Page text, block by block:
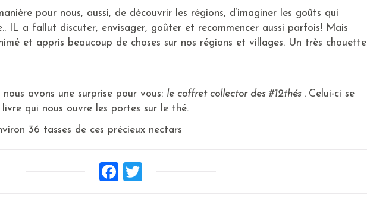
pour nous, aussi, de découvrir les régions, d’imaginer les goûts qui
IL a fallut discuter, envisager, goûter et recommencer aussi parfois! Mais
et appris beaucoup de choses sur nos régions et villages. Un très chouette
nous avons une surprise pour vous: le coffret collector des #12thés . Celui-ci se
qui nous ouvre les portes sur le thé.
36 tasses de ces précieux nectars
Facebook